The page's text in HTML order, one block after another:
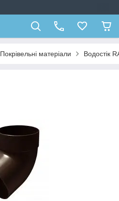
Покрівельні матеріали Водостік